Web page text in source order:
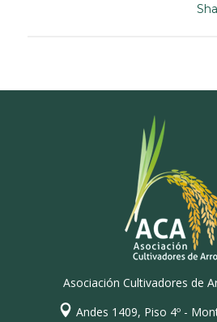
Asociación Cultivadores de
Andes 1409, Piso 4º -